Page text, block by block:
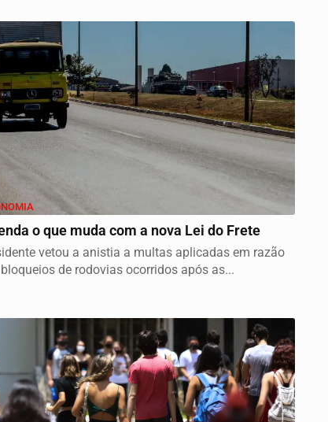
o que muda com a nova Lei do Frete
vetou a anistia a multas aplicadas em razão
de rodovias ocorridos após as...